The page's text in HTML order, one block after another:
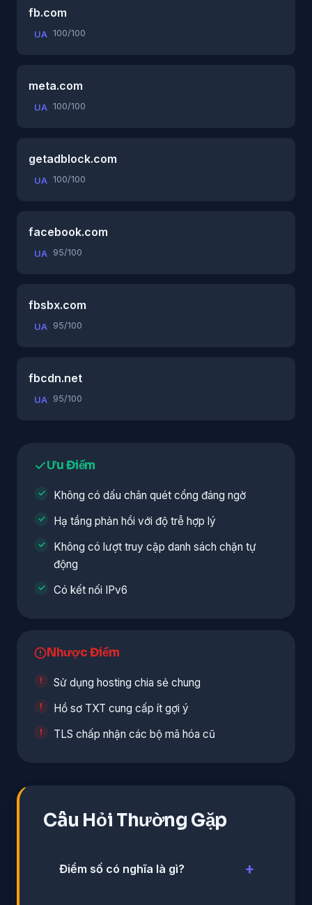
fb.com
UA 100/100
meta.com
UA 100/100
getadblock.com
UA 100/100
facebook.com
UA 95/100
fbsbx.com
UA 95/100
fbcdn.net
UA 95/100
Ưu Điểm
Không có dấu chân quét cổng đáng ngờ
Hạ tầng phản hồi với độ trễ hợp lý
Không có lượt truy cập danh sách chặn tự
động
Có kết nối IPv6
Nhược Điểm
Sử dụng hosting chia sẻ chung
Hồ sơ TXT cung cấp ít gợi ý
TLS chấp nhận các bộ mã hóa cũ
Câu Hỏi Thường Gặp
Điểm số có nghĩa là gì?